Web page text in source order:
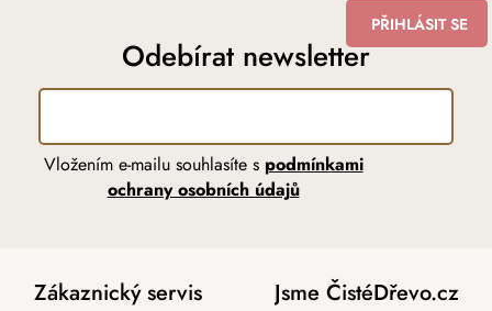
Odebírat newsletter
Vložením e-mailu souhlasíte s podmínkami
ochrany osobních údajů
PŘIHLÁSIT SE
Zákaznický servis Jsme ČistéDřevo.cz